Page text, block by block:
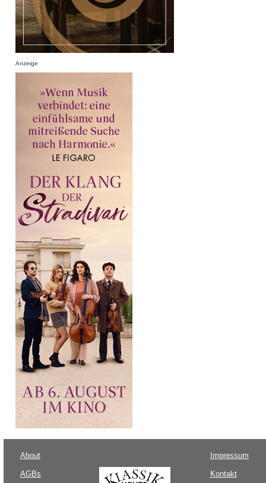
Anzeige
About
AGBs
Impressum
Kontakt